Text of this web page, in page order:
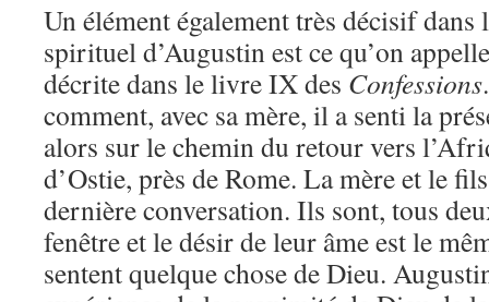
Un élément également très décisif dans
spirituel d’Augustin est ce qu’on
décrite dans le livre IX des Confessions
comment, avec sa mère, il a senti la
alors sur le chemin du retour vers
d’Ostie, près de Rome. La mère et le
dernière conversation. Ils sont, tous
fenêtre et le désir de leur âme est le
sentent quelque chose de Dieu.